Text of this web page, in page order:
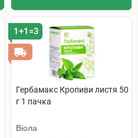
1+1=3
Гербамакс Кропиви листя 50
г 1 пачка
Віола